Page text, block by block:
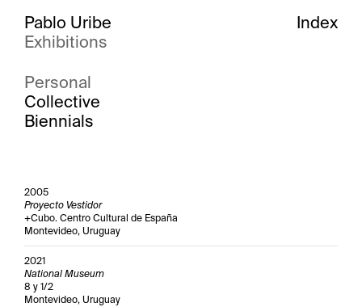
Pablo Uribe
Exhibitions
Index
Personal
Collective
Biennials
2005
Proyecto Vestidor
+Cubo. Centro Cultural de España
Montevideo, Uruguay
2021
National Museum
8 y 1/2
Montevideo, Uruguay